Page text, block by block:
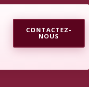
CONTACTEZ-
NOUS